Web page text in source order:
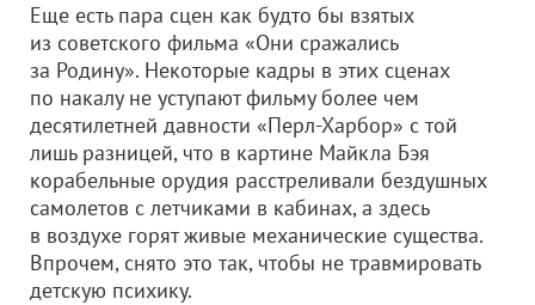
Еще есть пара сцен как будто бы взятых
из советского фильма «Они сражались
за Родину». Некоторые кадры в этих сценах
по накалу не уступают фильму более чем
десятилетней давности «Перл-Харбор» с той
лишь разницей, что в картине Майкла Бэя
корабельные орудия расстреливали бездушных
самолетов с летчиками в кабинах, а здесь
в воздухе горят живые механические существа.
Впрочем, снято это так, чтобы не травмировать
детскую психику.